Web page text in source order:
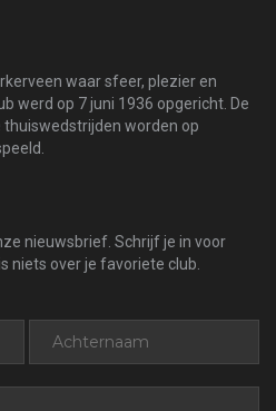
waar sfeer, plezier en
werd op 7 juni 1936 opgericht. De
worden op
nieuwsbrief. Schrijf je in voor
niets over je favoriete club.